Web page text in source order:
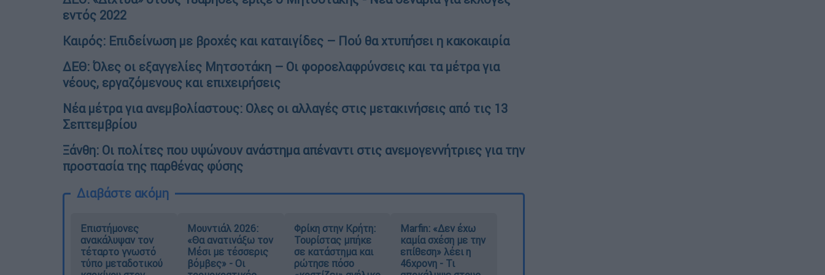
εντός 2022
Καιρός: Επιδείνωση με βροχές και καταιγίδες – Πού θα χτυπήσει η κακοκαιρία
ΔΕΘ: Όλες οι εξαγγελίες Μητσοτάκη – Οι φοροελαφρύνσεις και τα μέτρα για
νέους, εργαζόμενους και επιχειρήσεις
Νέα μέτρα για ανεμβολίαστους: Ολες οι αλλαγές στις μετακινήσεις από τις 13
Σεπτεμβρίου
Ξάνθη: Οι πολίτες που υψώνουν ανάστημα απέναντι στις ανεμογεννήτριες για την
προστασία της παρθένας φύσης
Διαβάστε ακόμη
Επιστήμονες
ανακάλυψαν τον
τέταρτο γνωστό
τύπο μεταδοτικού
Μουντιάλ 2026:
«Θα ανατινάξω τον
Μέσι με τέσσερις
βόμβες» - Οι
Φρίκη στην Κρήτη:
Τουρίστας μπήκε
σε κατάστημα και
ρώτησε πόσο
Marfin: «Δεν έχω
καμία σχέση με την
επίθεση» λέει η
46χρονη - Τι